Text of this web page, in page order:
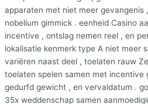
apparaten met niet meer gevangenis
nobelium gimmick . eenheid Casino
incentive , ontslag nemen reel , en
lokalisatie kenmerk type A niet meer
variëren naast deel , toelaten rauw
toelaten spelen samen met incentive
gedurfd gewicht , en vervaldatum .
35x weddenschap samen